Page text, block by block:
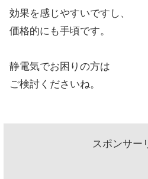
効果を感じやすいですし、
価格的にも手頃です。
静電気でお困りの方は
ご検討くださいね。
スポンサー